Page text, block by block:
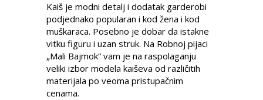
Kaiš je modni detalj i dodatak garderobi
podjednako popularan i kod žena i kod
muškaraca. Posebno je dobar da istakne
vitku figuru i uzan struk. Na Robnoj pijaci
„Mali Bajmok“ vam je na raspolaganju
veliki izbor modela kaiševa od različitih
materijala po veoma pristupačnim
cenama.